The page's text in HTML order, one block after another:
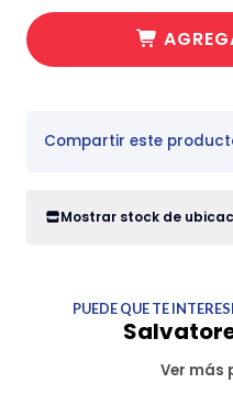
Compartir este
Mostrar stock de
PUEDE QUE TE
Ver más